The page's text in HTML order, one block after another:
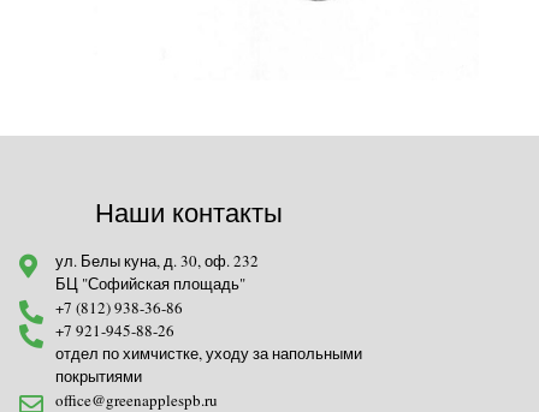
Наши контакты
ул. Белы куна, д. 30, оф. 232
БЦ "Софийская площадь"
+7 (812) 938-36-86
+7 921-945-88-26
отдел по химчистке, уходу за напольными
покрытиями
office@greenapplespb.ru